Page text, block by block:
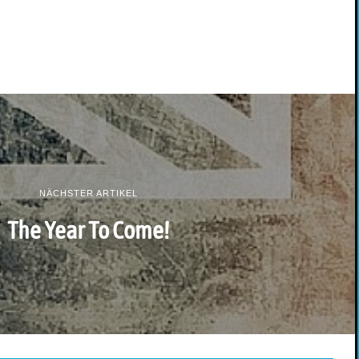
NÄCHSTER ARTIKEL
The Year To Come!